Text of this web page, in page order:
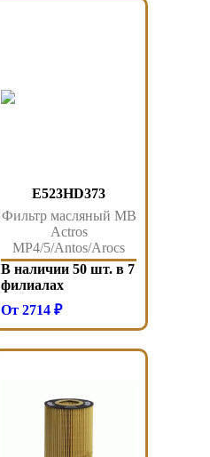
E523HD373
Фильтр масляный MB
Actros
MP4/5/Antos/Arocs
Euro-6 ОМ471 Hengst
В наличии 50 шт. в 7
филиалах
От 2714 ₽